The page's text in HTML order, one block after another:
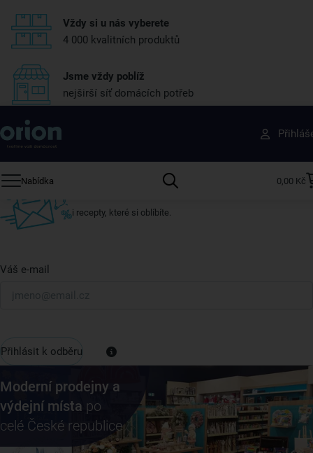
Vždy si u nás vyberete
4 000 kvalitních produktů
Jsme vždy poblíž
nejširší síť domácích potřeb
Nabídka 0,00 Kč
Získejte rady, recepty a tipy na slevy dřív než
ostatní
Přihlaste se k odběru našeho newsletteru.
i recepty, které si oblíbíte.
Váš e-mail
Přihlásit k odběru
Moderní prodejny a
výdejní místa po
celé České republice